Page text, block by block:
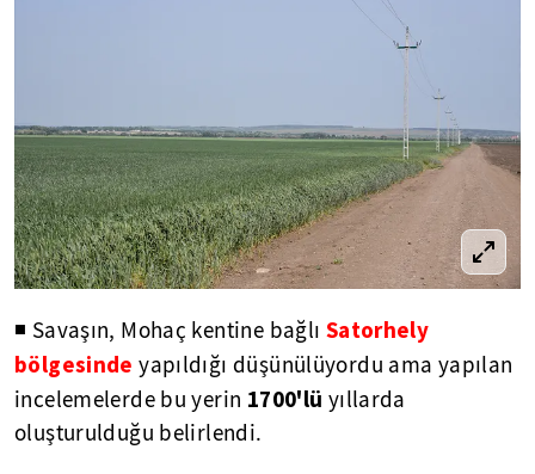
◾ Savaşın, Mohaç kentine bağlı Satorhely
bölgesinde yapıldığı düşünülüyordu ama yapılan
incelemelerde bu yerin 1700'lü yıllarda
oluşturulduğu belirlendi.